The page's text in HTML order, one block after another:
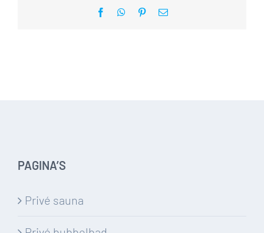
FacebookWhatsApp
Pinterest
E-
PAGINA’S
Privé sauna